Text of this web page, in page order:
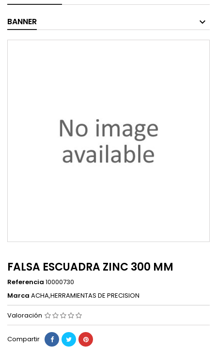
BANNER
FALSA ESCUADRA ZINC 300 MM
Referencia 10000730
Marca ACHA,HERRAMIENTAS DE PRECISION
Valoración
Compartir